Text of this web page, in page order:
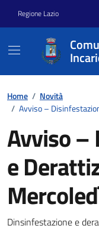
Regione Lazio
Home / Novità
/ Avviso –
Avviso –
e
Dettagli
Dinsinfestazione e